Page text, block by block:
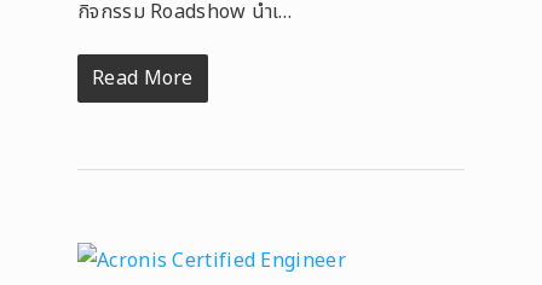
กิจกรรม Roadshow นำเ…
Read More